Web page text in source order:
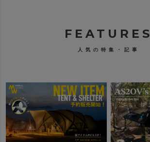
FEATURES
人気の特集・記事